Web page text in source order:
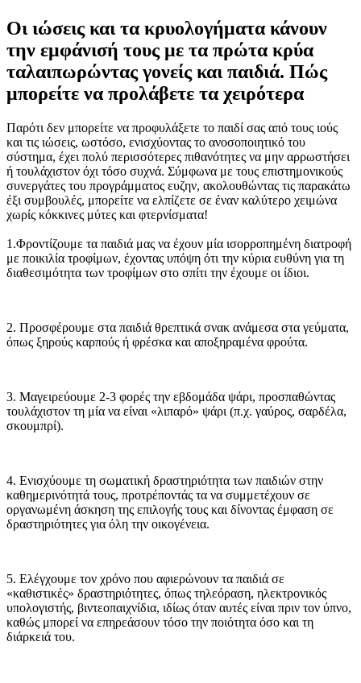
Οι ιώσεις και τα κρυολογήματα κάνουν
την εμφάνισή τους με τα πρώτα κρύα
ταλαιπωρώντας γονείς και παιδιά. Πώς
μπορείτε να προλάβετε τα χειρότερα
Παρότι δεν μπορείτε να προφυλάξετε το παιδί σας από τους ιούς
και τις ιώσεις, ωστόσο, ενισχύοντας το ανοσοποιητικό του
σύστημα, έχει πολύ περισσότερες πιθανότητες να μην αρρωστήσει
ή τουλάχιστον όχι τόσο συχνά. Σύμφωνα με τους επιστημονικούς
συνεργάτες του προγράμματος ευζην, ακολουθώντας τις παρακάτω
έξι συμβουλές, μπορείτε να ελπίζετε σε έναν καλύτερο χειμώνα
χωρίς κόκκινες μύτες και φτερνίσματα!
1.Φροντίζουμε τα παιδιά μας να έχουν μία ισορροπημένη διατροφή
με ποικιλία τροφίμων, έχοντας υπόψη ότι την κύρια ευθύνη για τη
διαθεσιμότητα των τροφίμων στο σπίτι την έχουμε οι ίδιοι.
2. Προσφέρουμε στα παιδιά θρεπτικά σνακ ανάμεσα στα γεύματα,
όπως ξηρούς καρπούς ή φρέσκα και αποξηραμένα φρούτα.
3. Μαγειρεύουμε 2-3 φορές την εβδομάδα ψάρι, προσπαθώντας
τουλάχιστον τη μία να είναι «λιπαρό» ψάρι (π.χ. γαύρος, σαρδέλα,
σκουμπρί).
4. Ενισχύουμε τη σωματική δραστηριότητα των παιδιών στην
καθημερινότητά τους, προτρέποντάς τα να συμμετέχουν σε
οργανωμένη άσκηση της επιλογής τους και δίνοντας έμφαση σε
δραστηριότητες για όλη την οικογένεια.
5. Ελέγχουμε τον χρόνο που αφιερώνουν τα παιδιά σε
«καθιστικές» δραστηριότητες, όπως τηλεόραση, ηλεκτρονικός
υπολογιστής, βιντεοπαιχνίδια, ιδίως όταν αυτές είναι πριν τον ύπνο,
καθώς μπορεί να επηρεάσουν τόσο την ποιότητα όσο και τη
διάρκειά του.